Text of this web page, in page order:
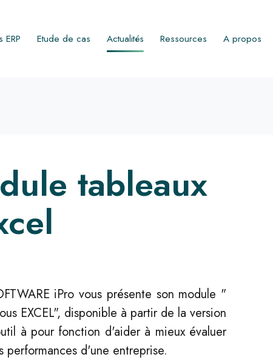
ERP Etude de cas Actualités Ressources A propos
tableaux
iPro vous présente son module "
EXCEL", disponible à partir de la version
à pour fonction d'aider à mieux évaluer
performances d'une entreprise.